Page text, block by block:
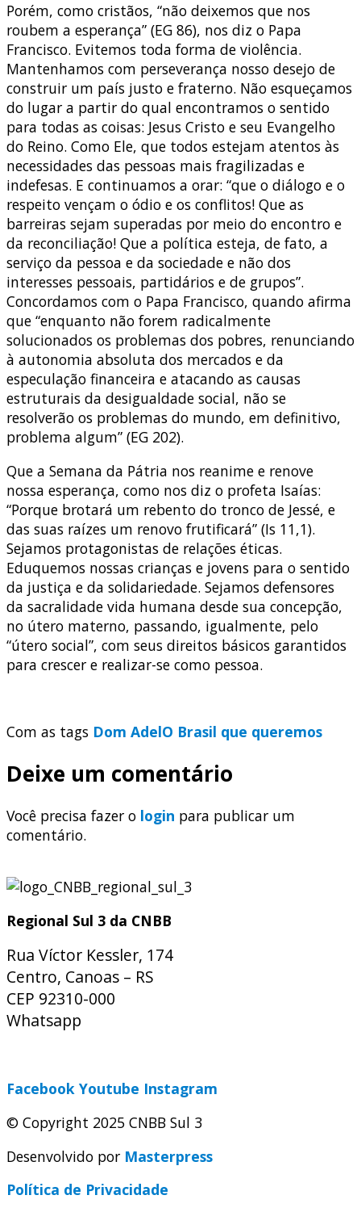
Porém, como cristãos, “não deixemos que nos
roubem a esperança” (EG 86), nos diz o Papa
Francisco. Evitemos toda forma de violência.
Mantenhamos com perseverança nosso desejo de
construir um país justo e fraterno. Não esqueçamos
do lugar a partir do qual encontramos o sentido
para todas as coisas: Jesus Cristo e seu Evangelho
do Reino. Como Ele, que todos estejam atentos às
necessidades das pessoas mais fragilizadas e
indefesas. E continuamos a orar: “que o diálogo e o
respeito vençam o ódio e os conflitos! Que as
barreiras sejam superadas por meio do encontro e
da reconciliação! Que a política esteja, de fato, a
serviço da pessoa e da sociedade e não dos
interesses pessoais, partidários e de grupos”.
Concordamos com o Papa Francisco, quando afirma
que “enquanto não forem radicalmente
solucionados os problemas dos pobres, renunciando
à autonomia absoluta dos mercados e da
especulação financeira e atacando as causas
estruturais da desigualdade social, não se
resolverão os problemas do mundo, em definitivo,
problema algum” (EG 202).
Que a Semana da Pátria nos reanime e renove
nossa esperança, como nos diz o profeta Isaías:
“Porque brotará um rebento do tronco de Jessé, e
das suas raízes um renovo frutificará” (Is 11,1).
Sejamos protagonistas de relações éticas.
Eduquemos nossas crianças e jovens para o sentido
da justiça e da solidariedade. Sejamos defensores
da sacralidade vida humana desde sua concepção,
no útero materno, passando, igualmente, pelo
“útero social”, com seus direitos básicos garantidos
para crescer e realizar-se como pessoa.
Com as tags Dom AdelO Brasil que queremos
Deixe um comentário
Você precisa fazer o login para publicar um
comentário.
Regional Sul 3 da CNBB
Rua Víctor Kessler, 174
Centro, Canoas – RS
CEP 92310-000
Whatsapp
Facebook Youtube Instagram
© Copyright 2025 CNBB Sul 3
Desenvolvido por Masterpress
Política de Privacidade